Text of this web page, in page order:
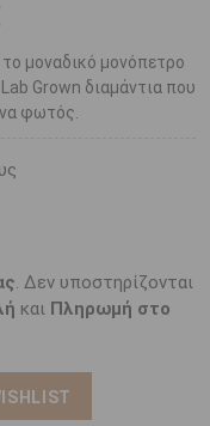
μοναδικό μονόπετρο
Grown διαμάντια που
φωτός.
. Δεν υποστηρίζονται
και Πληρωμή στο